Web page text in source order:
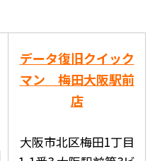
データ復旧クイック
マン 梅田大阪駅前
店
大阪市北区梅田1丁目